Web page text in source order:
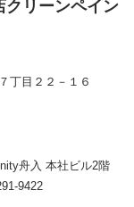
クリーンペイン
丁目２２－１６
舟入 本社ビル2階
9422